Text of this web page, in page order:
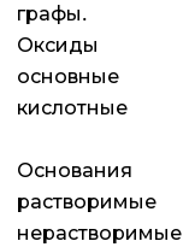
графы.
Оксиды
основные
кислотные
Основания
растворимые
нерастворимые